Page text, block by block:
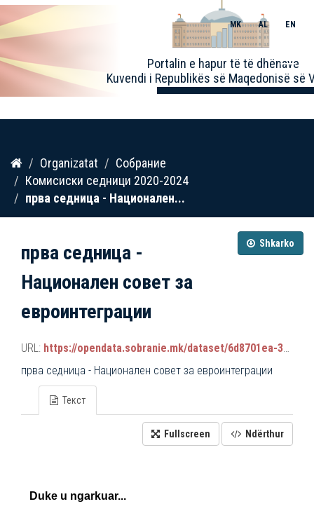
Kalo
përmbajtja
Portalin e hapur të të dhënave
Kuvendi i Republikës së Maqedonisë së
MK AL EN
Toggle
Organizatat
Собрание
Комисиски седници 2020-2024
прва седница - Национален...
Shkarko
прва седница -
Национален совет за
евроинтеграции
URL: https://opendata.sobranie.mk/dataset/6d8701ea-3a42-465d-8f88-639bc6dc1a8e/resource/4a352156-7674-4254-aa84-fe024133407b/download/komisiski_sednici.json
прва седница - Национален совет за евроинтеграции
Текст
Fullscreen Ndërthur